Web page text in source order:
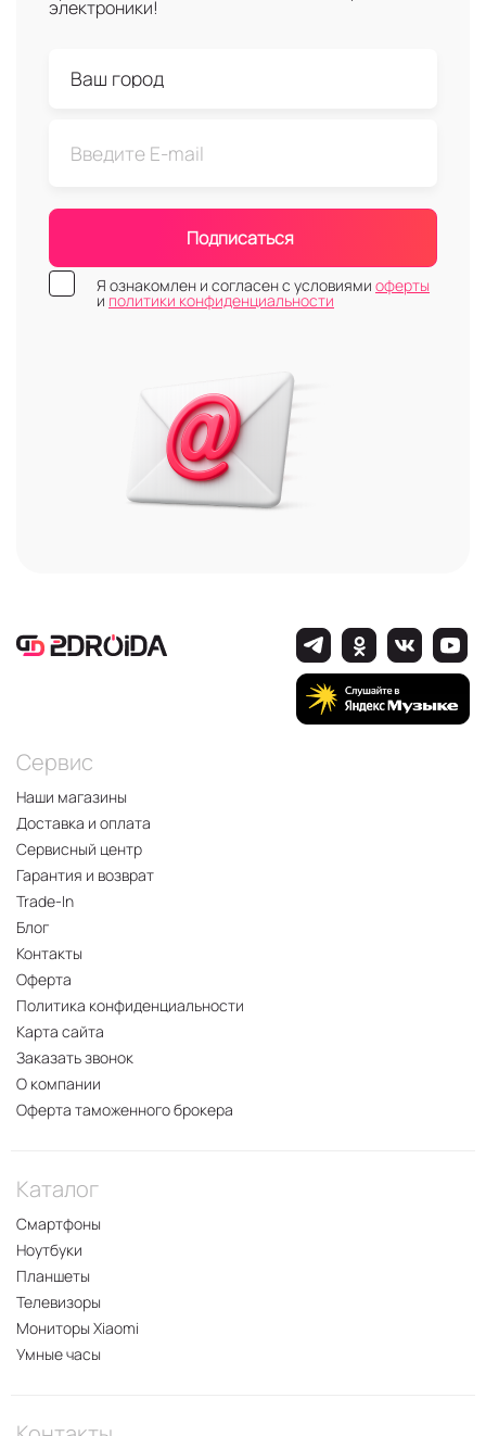
электроники!
Подписаться
Я ознакомлен и согласен с условиями оферты
и политики конфиденциальности
Сервис
Наши магазины
Доставка и оплата
Сервисный центр
Гарантия и возврат
Trade-In
Блог
Контакты
Оферта
Политика конфиденциальности
Карта сайта
Заказать звонок
О компании
Оферта таможенного брокера
Каталог
Смартфоны
Ноутбуки
Планшеты
Телевизоры
Мониторы Xiaomi
Умные часы